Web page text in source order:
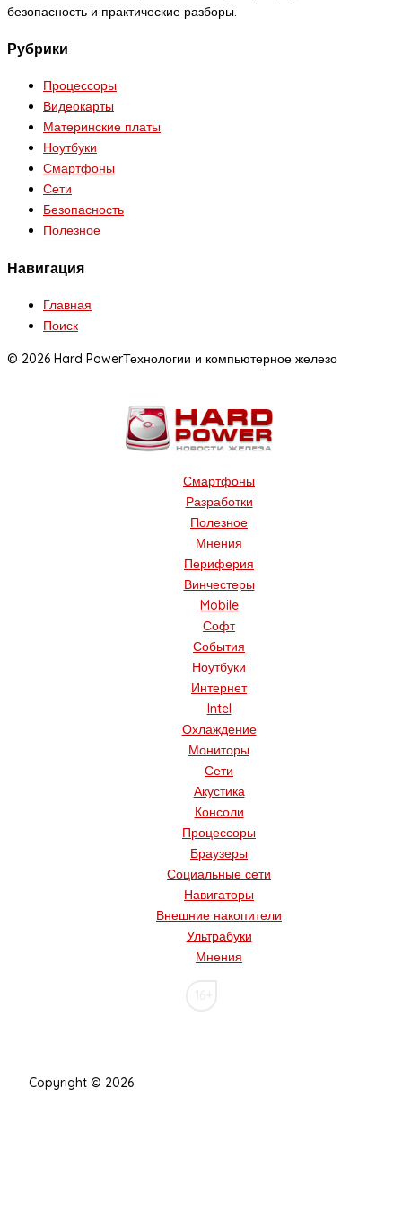
безопасность и практические разборы.
Рубрики
Процессоры
Видеокарты
Материнские платы
Ноутбуки
Смартфоны
Сети
Безопасность
Полезное
Навигация
Главная
Поиск
© 2026 Hard PowerТехнологии и компьютерное железо
Смартфоны
Разработки
Полезное
Мнения
Периферия
Винчестеры
Mobile
Софт
События
Ноутбуки
Интернет
Intel
Охлаждение
Мониторы
Сети
Акустика
Консоли
Процессоры
Браузеры
Социальные сети
Навигаторы
Внешние накопители
Ультрабуки
Мнения
Copyright © 2026